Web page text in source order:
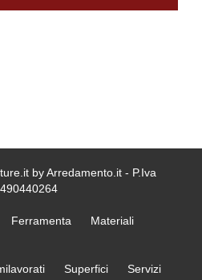
by Arredamento.it - P.Iva
Ferramenta Materiali
Superfici Servizi